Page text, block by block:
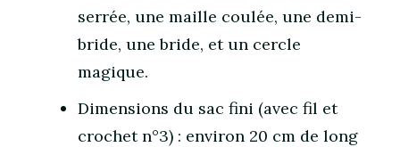
serrée, une maille coulée, une demi-
bride, une bride, et un cercle
magique.
Dimensions du sac fini (avec fil et
crochet n°3) : environ 20 cm de long